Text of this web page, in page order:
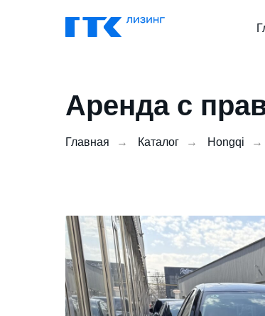
Аренда с
Главная → Каталог → Hongqi →